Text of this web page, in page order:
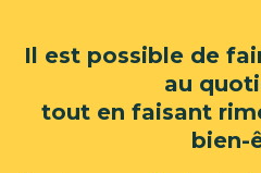
Il est possible de
au
tout en faisant
bien-